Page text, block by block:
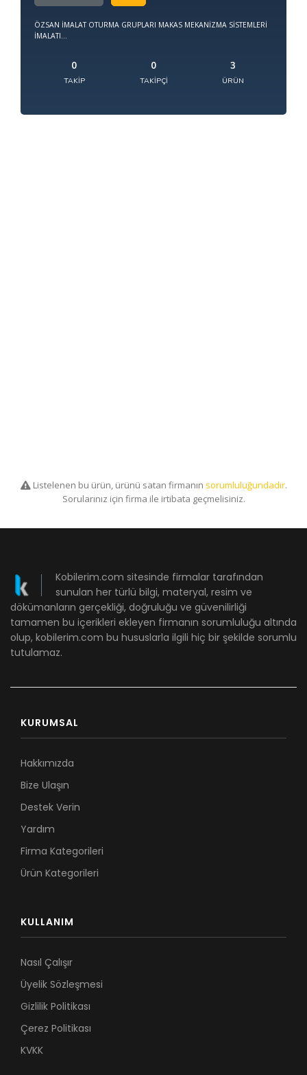
ÖZSAN İMALAT OTURMA GRUPLARI MAKAS MEKANİZMA SİSTEMLERİ
İMALATI...
0
TAKIP
0
TAKIPÇI
3
ÜRÜN
Listelenen bu ürün, ürünü satan firmanın sorumluluğundadır.
Sorularınız için firma ile irtibata geçmelisiniz.
Kobilerim.com sitesinde firmalar tarafından
sunulan her türlü bilgi, materyal, resim ve
dökümanların gerçekliği, doğruluğu ve güvenilirliği
tamamen bu içerikleri ekleyen firmanın sorumluluğu altında
olup, kobilerim.com bu hususlarla ilgili hiç bir şekilde sorumlu
tutulamaz.
KURUMSAL
Hakkımızda
Bize Ulaşın
Destek Verin
Yardım
Firma Kategorileri
Ürün Kategorileri
KULLANIM
Nasıl Çalışır
Üyelik Sözleşmesi
Gizlilik Politikası
Çerez Politikası
KVKK